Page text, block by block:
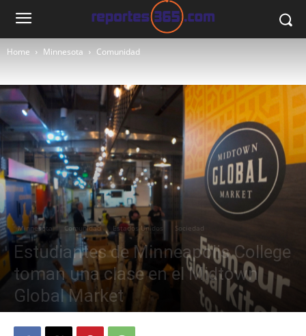
Home Minnesota Comunidad
Minnesota Comunidad Estados Unidos Sociedad
Estudiantes de Minneapolis College
toman una clase en el Midtown
Global Market